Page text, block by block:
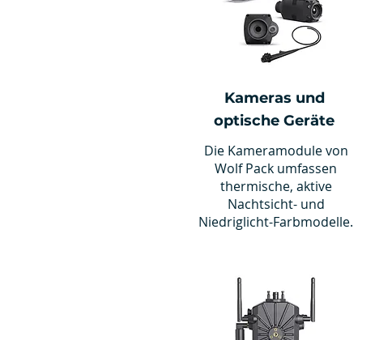
Kameras und
optische Geräte
Die Kameramodule von
Wolf Pack umfassen
thermische, aktive
Nachtsicht- und
Niedriglicht-Farbmodelle.